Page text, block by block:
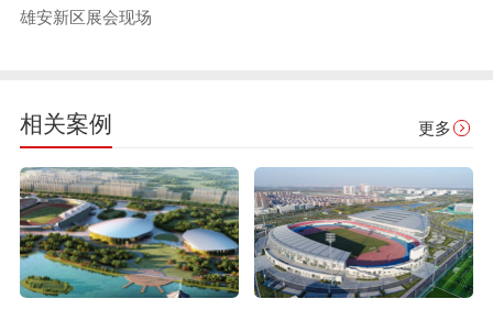
雄安新区展会现场
相关案例 更多